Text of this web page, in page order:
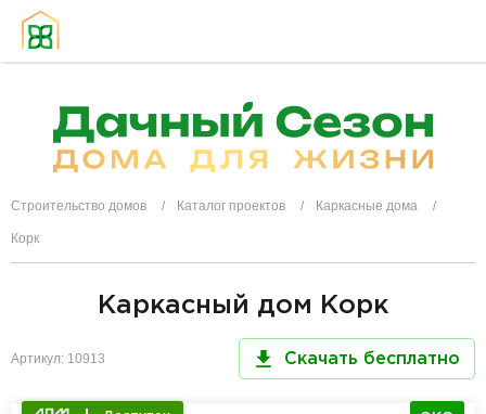
Строительство домов Каталог проектов Каркасные дома
Корк
Каркасный дом Корк
Артикул: 10913 Скачать бесплатно